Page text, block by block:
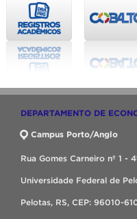
DEPARTAMENTO DE
Campus Porto/Anglo
Rua Gomes Carneiro nº 1 -
Universidade Federal de
Pelotas, RS, CEP: 96010-